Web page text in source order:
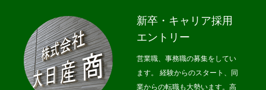
新卒・キャリア採用
エントリー
営業職、事務職の募集をしてい
ます。 経験からのスタート、同
業からの転職も大勢います。高